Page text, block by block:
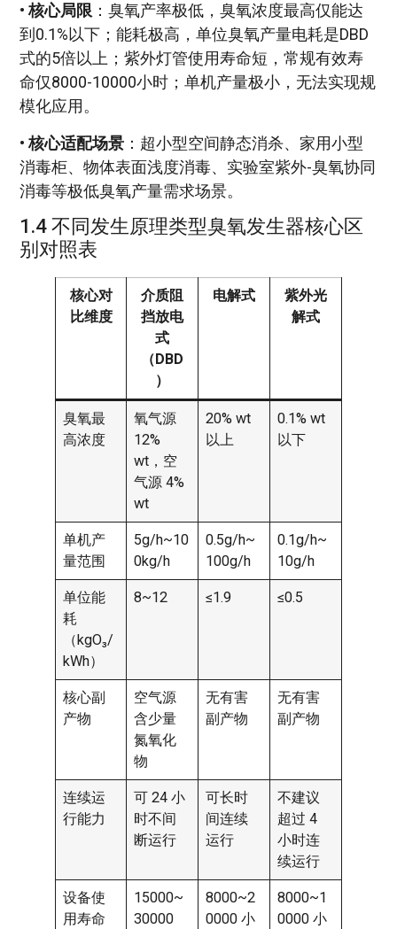
•核心局限 ：臭氧产率极低，臭氧浓度最高仅能达
到0.1%以下；能耗极高，单位臭氧产量电耗是DBD
式的5倍以上；紫外灯管使用寿命短，常规有效寿
命仅8000-10000小时；单机产量极小，无法实现规
模化应用。
•核心适配场景 ：超小型空间静态消杀、家用小型
消毒柜、物体表面浅度消毒、实验室紫外-臭氧协同
消毒等极低臭氧产量需求场景。
1.4 不同发生原理类型臭氧发生器核心区
别对照表
核心对
比维度
介质阻
挡放电
式
（DBD
）
电解式
紫外光
解式
臭氧最
高浓度
氧气源
12%
wt，空
气源 4%
wt
20% wt
以上
0.1% wt
以下
单机产
量范围
5g/h~10
0kg/h
0.5g/h~
100g/h
0.1g/h~
10g/h
单位能
耗
（kgO₃/
kWh）
8~12 ≤1.9 ≤0.5
核心副
产物
空气源
含少量
氮氧化
物
无有害
副产物
无有害
副产物
连续运
行能力
可 24 小
时不间
断运行
可长时
间连续
运行
不建议
超过 4
小时连
续运行
设备使
用寿命
15000~
30000
8000~2
0000 小
8000~1
0000 小